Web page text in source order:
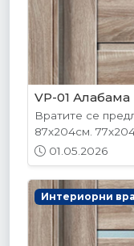
VP-01 Алабама
Вратите се
87х204см.
01.05.2026
Интериорни